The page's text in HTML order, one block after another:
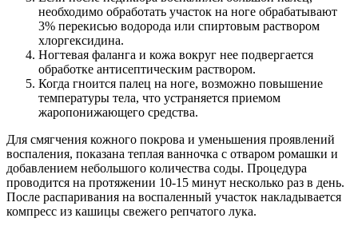
необходимо обработать участок на ноге обрабатывают
3% перекисью водорода или спиртовым раствором
хлоргексидина.
Ногтевая фаланга и кожа вокруг нее подвергается
обработке антисептическим раствором.
Когда гноится палец на ноге, возможно повышение
температуры тела, что устраняется приемом
жаропонижающего средства.
Для смягчения кожного покрова и уменьшения проявлений
воспаления, показана теплая ванночка с отваром ромашки и
добавлением небольшого количества соды. Процедура
проводится на протяжении 10-15 минут несколько раз в день.
После распаривания на воспаленный участок накладывается
компресс из кашицы свежего репчатого лука.